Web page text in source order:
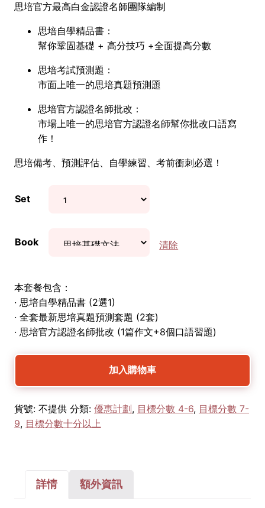
思培官方最高白金認證名師團隊編制
思培自學精品書：
幫你鞏固基礎 + 高分技巧 +全面提高分數
思培考試預測題：
市面上唯一的思培真題預測題
思培官方認證名師批改：
市場上唯一的思培官方認證名師幫你批改口語寫
作！
思培備考、預測評估、自學練習、考前衝刺必選！
Set
Book 清除
本套餐包含：
· 思培自學精品書 (2選1)
· 全套最新思培真題預測套題 (2套)
· 思培官方認證名師批改 (1篇作文+8個口語習題)
加入購物車
貨號: 不提供 分類: 優惠計劃, 目標分數 4-6, 目標分數 7-
9, 目標分數十分以上
詳情 額外資訊